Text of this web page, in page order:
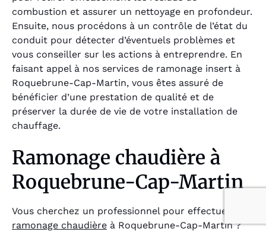
combustion et assurer un nettoyage en profondeur.
Ensuite, nous procédons à un contrôle de l’état du
conduit pour détecter d’éventuels problèmes et
vous conseiller sur les actions à entreprendre. En
faisant appel à nos services de ramonage insert à
Roquebrune-Cap-Martin, vous êtes assuré de
bénéficier d’une prestation de qualité et de
préserver la durée de vie de votre installation de
chauffage.
Ramonage chaudière à
Roquebrune-Cap-Martin
Vous cherchez un professionnel pour effectuer le
ramonage chaudière à Roquebrune-Cap-Martin ?